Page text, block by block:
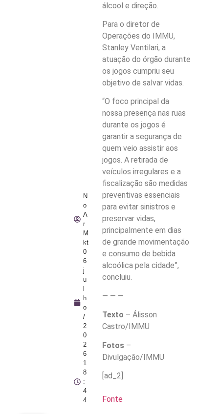
N
o
A
r
M
kt
0
6
j
u
h
o
/
2
0
2
6
1
8
:
4
4
álcool e direção.
Para o diretor de
Operações do IMMU,
Stanley Ventilari, a
atuação do órgão durante
os jogos cumpriu seu
objetivo de salvar vidas.
“O foco principal da
nossa presença nas ruas
durante os jogos é
garantir a segurança de
quem veio assistir aos
jogos. A retirada de
veículos irregulares e a
fiscalização são medidas
preventivas essenciais
para evitar sinistros e
preservar vidas,
principalmente em dias
de grande movimentação
e consumo de bebida
alcoólica pela cidade”,
concluiu.
— — —
Texto – Álisson
Castro/IMMU
Fotos –
Divulgação/IMMU
[ad_2]
Fonte